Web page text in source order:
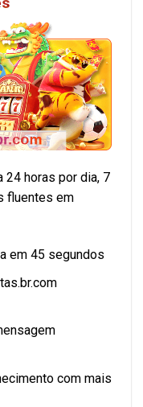
horas por dia, 7
fluentes em
em 45 segundos
com mais